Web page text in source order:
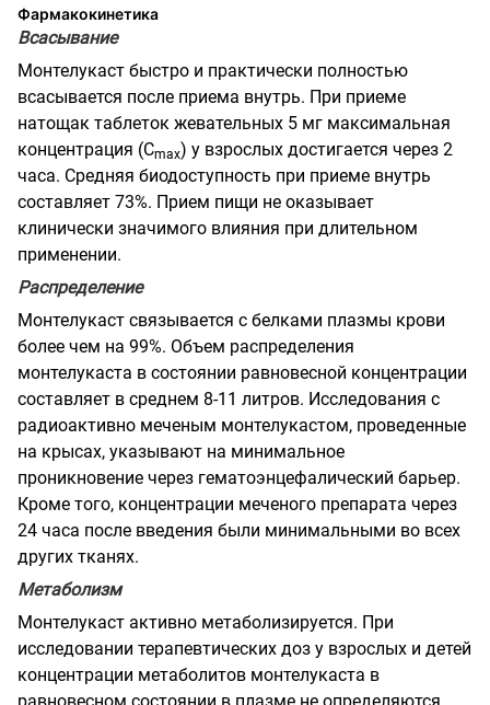
Фармакокинетика
Всасывание
Монтелукаст быстро и практически полностью
всасывается после приема внутрь. При приеме
натощак таблеток жевательных 5 мг максимальная
концентрация (Сmах) у взрослых достигается через 2
часа. Средняя биодоступность при приеме внутрь
составляет 73%. Прием пищи не оказывает
клинически значимого влияния при длительном
применении.
Распределение
Монтелукаст связывается с белками плазмы крови
более чем на 99%. Объем распределения
монтелукаста в состоянии равновесной концентрации
составляет в среднем 8-11 литров. Исследования с
радиоактивно меченым монтелукастом, проведенные
на крысах, указывают на минимальное
проникновение через гематоэнцефалический барьер.
Кроме того, концентрации меченого препарата через
24 часа после введения были минимальными во всех
других тканях.
Метаболизм
Монтелукаст активно метаболизируется. При
исследовании терапевтических доз у взрослых и детей
концентрации метаболитов монтелукаста в